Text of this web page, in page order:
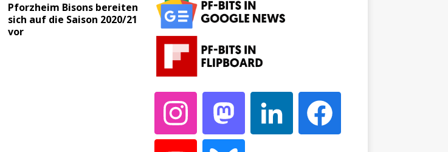
Pforzheim Bisons bereiten
sich auf die Saison 2020/21
vor